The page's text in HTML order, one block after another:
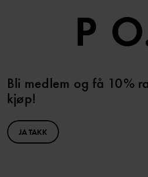
Bli medlem og få 10%
kjøp!
JA TAKK